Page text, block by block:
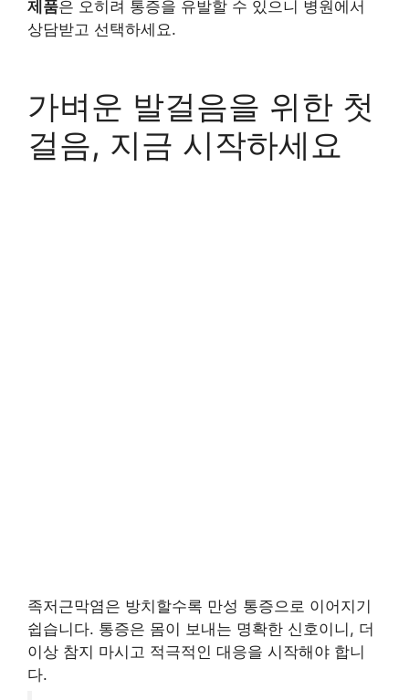
제품은 오히려 통증을 유발할 수 있으니 병원에서
상담받고 선택하세요.
가벼운 발걸음을 위한 첫
걸음, 지금 시작하세요
족저근막염은 방치할수록 만성 통증으로 이어지기
쉽습니다. 통증은 몸이 보내는 명확한 신호이니, 더
이상 참지 마시고 적극적인 대응을 시작해야 합니
다.